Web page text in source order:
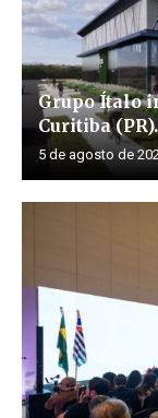
Grupo Ítalo
Curitiba
5 de agosto de